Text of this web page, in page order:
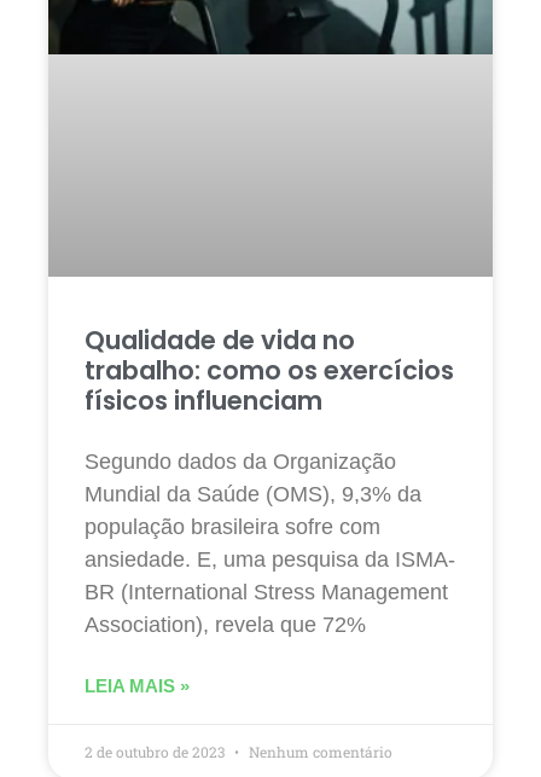
Qualidade de vida no
trabalho: como os exercícios
físicos influenciam
Segundo dados da Organização
Mundial da Saúde (OMS), 9,3% da
população brasileira sofre com
ansiedade. E, uma pesquisa da ISMA-
BR (International Stress Management
Association), revela que 72%
LEIA MAIS »
2 de outubro de 2023 Nenhum comentário